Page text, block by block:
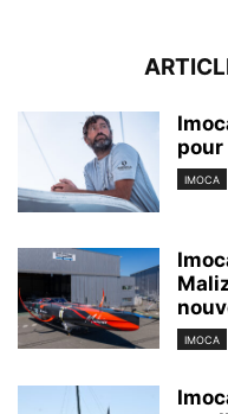
pour
IMOCA
IMOCA